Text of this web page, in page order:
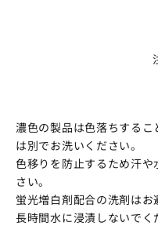
濃色の製品は色落ちする
は別でお洗いください。
色移りを防止するため汗
さい。
蛍光増白剤配合の洗剤はお
長時間水に浸漬しないでく